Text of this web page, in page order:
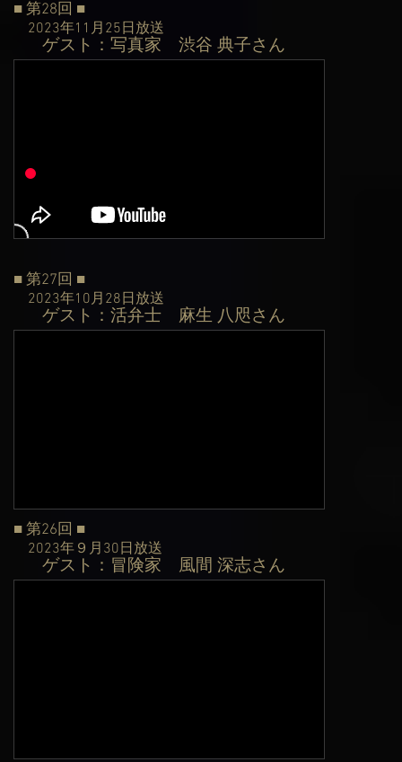
■ 第28回 ■
2023年11月25日 放送
ゲスト：写真家 渋谷 典子さん
■ 第27回 ■
2023年10月28日 放送
ゲスト： 活弁士 麻生 八咫さん
■ 第26回 ■
2023年９月30日 放送
ゲスト：冒険家 風間 深志さん